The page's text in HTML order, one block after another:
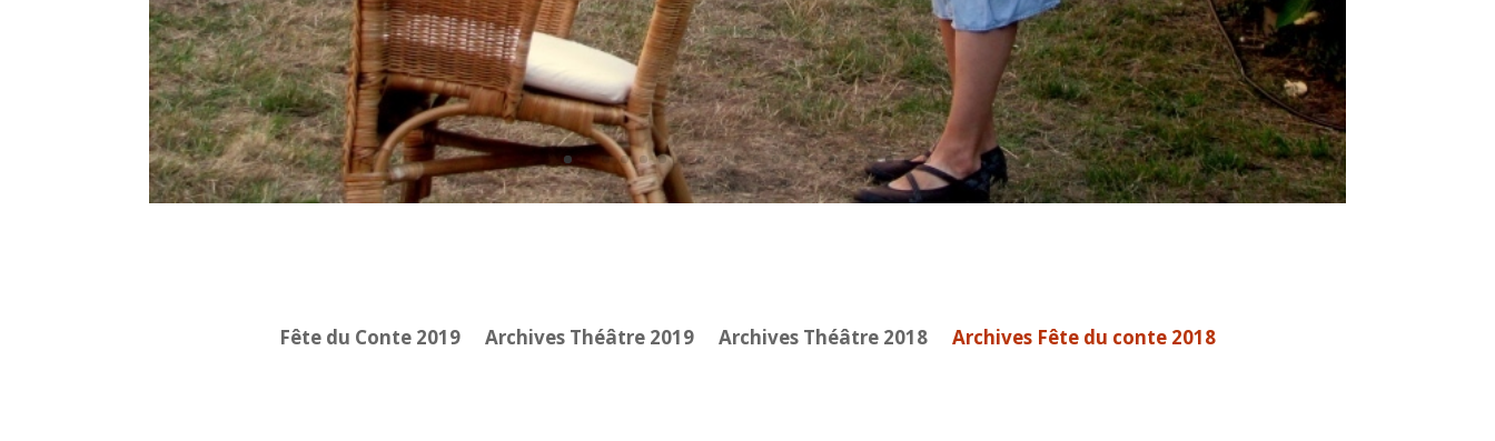
Fête du Conte 2019 Archives Théâtre 2019 Archives Théâtre 2018 Archives Fête du conte 2018